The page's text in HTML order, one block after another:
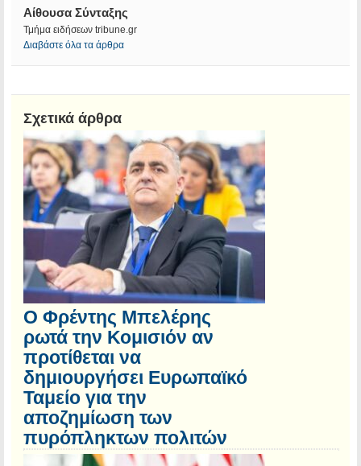
Αίθουσα Σύνταξης
Τμήμα ειδήσεων tribune.gr
Διαβάστε όλα τα άρθρα
Σχετικά άρθρα
Ο Φρέντης Μπελέρης
ρωτά την Κομισιόν αν
προτίθεται να
δημιουργήσει Ευρωπαϊκό
Ταμείο για την
αποζημίωση των
πυρόπληκτων πολιτών